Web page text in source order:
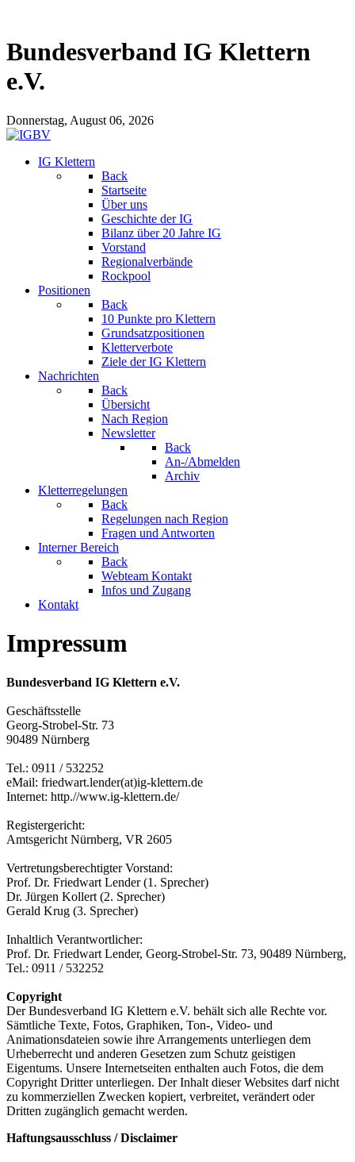
Bundesverband IG Klettern
e.V.
Donnerstag, August 06, 2026
IG Klettern
Back
Startseite
Über uns
Geschichte der IG
Bilanz über 20 Jahre IG
Vorstand
Regionalverbände
Rockpool
Positionen
Back
10 Punkte pro Klettern
Grundsatzpositionen
Kletterverbote
Ziele der IG Klettern
Nachrichten
Back
Übersicht
Nach Region
Newsletter
Back
An-/Abmelden
Archiv
Kletterregelungen
Back
Regelungen nach Region
Fragen und Antworten
Interner Bereich
Back
Webteam Kontakt
Infos und Zugang
Kontakt
Impressum
Bundesverband IG Klettern e.V.
Geschäftsstelle
Georg-Strobel-Str. 73
90489 Nürnberg
Tel.: 0911 / 532252
eMail: friedwart.lender(at)ig-klettern.de
Internet: http.//www.ig-klettern.de/
Registergericht:
Amtsgericht Nürnberg, VR 2605
Vertretungsberechtigter Vorstand:
Prof. Dr. Friedwart Lender (1. Sprecher)
Dr. Jürgen Kollert (2. Sprecher)
Gerald Krug (3. Sprecher)
Inhaltlich Verantwortlicher:
Prof. Dr. Friedwart Lender, Georg-Strobel-Str. 73, 90489 Nürnberg,
Tel.: 0911 / 532252
Copyright
Der Bundesverband IG Klettern e.V. behält sich alle Rechte vor.
Sämtliche Texte, Fotos, Graphiken, Ton-, Video- und
Animationsdateien sowie ihre Arrangements unterliegen dem
Urheberrecht und anderen Gesetzen zum Schutz geistigen
Eigentums. Unsere Internetseiten enthalten auch Fotos, die dem
Copyright Dritter unterliegen. Der Inhalt dieser Websites darf nicht
zu kommerziellen Zwecken kopiert, verbreitet, verändert oder
Dritten zugänglich gemacht werden.
Haftungsausschluss / Disclaimer